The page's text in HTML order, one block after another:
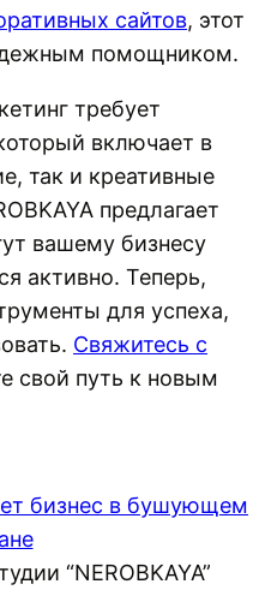
сайтов, этот
помощником.
требует
включает в
так и креативные
предлагает
вашему бизнесу
активно. Теперь,
для успеха,
Свяжитесь с
свой путь к новым
“NEROBKAYA”